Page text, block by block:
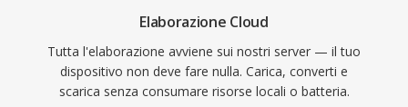
Elaborazione Cloud
Tutta l'elaborazione avviene sui nostri server — il tuo
dispositivo non deve fare nulla. Carica, converti e
scarica senza consumare risorse locali o batteria.